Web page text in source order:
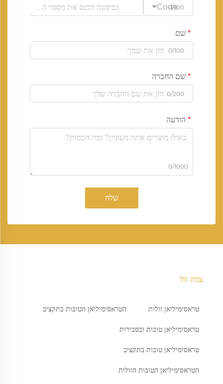
Code
0/100
שם
0/100
שם החברה
0/200
הודעה
0/1000
שלח
צמיג זול
טראסימיליאן זולות הטראסימיליאן הטובות בתקציב
טראסימיליאן טובות ובסבירות
טראסימיליאן טובות בתקציב
הטראסימיליאן הטובות הזולות